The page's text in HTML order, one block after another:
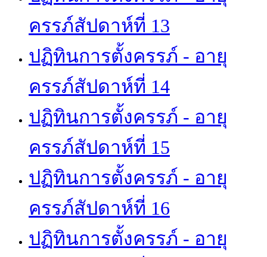
ครรภ์สัปดาห์ที่ 13
ปฏิทินการตั้งครรภ์ - อายุ
ครรภ์สัปดาห์ที่ 14
ปฏิทินการตั้งครรภ์ - อายุ
ครรภ์สัปดาห์ที่ 15
ปฏิทินการตั้งครรภ์ - อายุ
ครรภ์สัปดาห์ที่ 16
ปฏิทินการตั้งครรภ์ - อายุ